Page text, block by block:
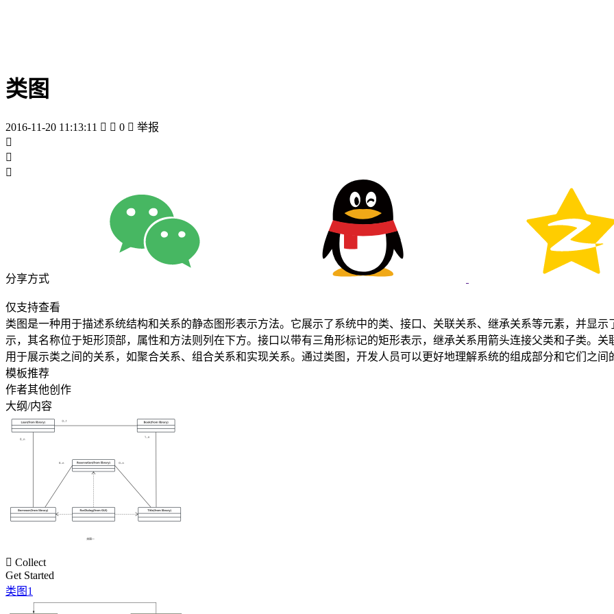
类图
2016-11-20 11:13:11   0  举报



分享方式
仅支持查看
类图是一种用于描述系统结构和关系的静态图形表示方法。它展示了系统中的类、接口、关联关系、继承关系等元素，并显
示，其名称位于矩形顶部，属性和方法则列在下方。接口以带有三角形标记的矩形表示，继承关系用箭头连接父类和子类。
用于展示类之间的关系，如聚合关系、组合关系和实现关系。通过类图，开发人员可以更好地理解系统的组成部分和它们之
模板推荐
作者其他创作
大纲/内容
 Collect
Get Started
类图1